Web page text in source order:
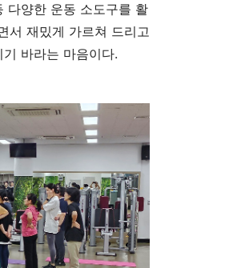
다양한 운동 소도구를 활
서 재밌게 가르쳐 드리고
바라는 마음이다.